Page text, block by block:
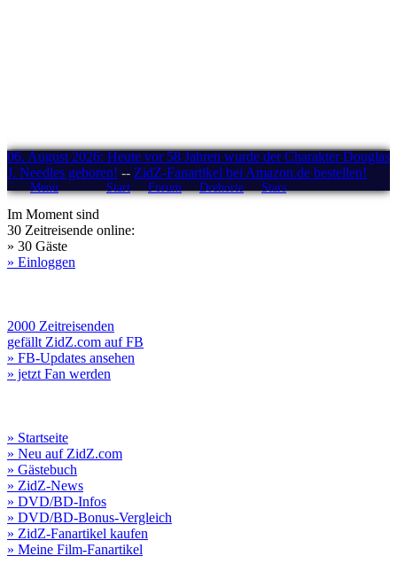
06. August 2026: Heute vor 58 Jahren wurde der Charakter Douglas
J. Needles geboren! -- ZidZ-Fanartikel bei Amazon.de bestellen!
Menü Start Forum Drehorte Stars
Im Moment sind
30 Zeitreisende online:
» 30 Gäste
» Einloggen
2000 Zeitreisenden
gefällt ZidZ.com auf FB
» FB-Updates ansehen
» jetzt Fan werden
» Startseite
» Neu auf ZidZ.com
» Gästebuch
» ZidZ-News
» DVD/BD-Infos
» DVD/BD-Bonus-Vergleich
» ZidZ-Fanartikel kaufen
» Meine Film-Fanartikel